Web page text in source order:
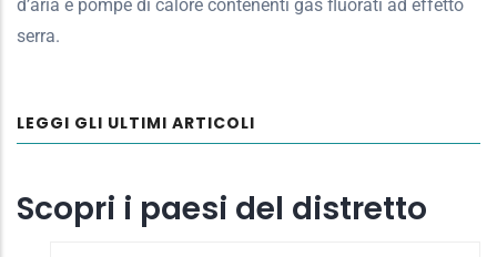
d’aria e pompe di calore contenenti gas fluorati ad effetto
serra.
LEGGI GLI ULTIMI ARTICOLI
Scopri i paesi del distretto